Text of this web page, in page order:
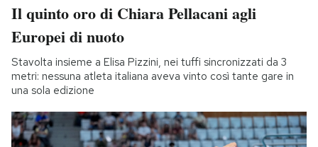
Il quinto oro di Chiara Pellacani agli
Europei di nuoto
Stavolta insieme a Elisa Pizzini, nei tuffi sincronizzati da 3
metri: nessuna atleta italiana aveva vinto così tante gare in
una sola edizione